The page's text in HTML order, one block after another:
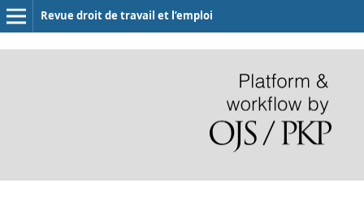
Revue droit de travail et l’emploi